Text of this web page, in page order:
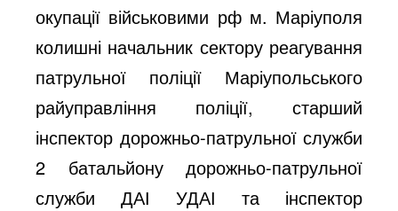
окупації військовими рф м. Маріуполя
колишні начальник сектору реагування
патрульної поліції Маріупольського
райуправління поліції, старший
інспектор дорожньо-патрульної служби
2 батальйону дорожньо-патрульної
служби ДАІ УДАІ та інспектор